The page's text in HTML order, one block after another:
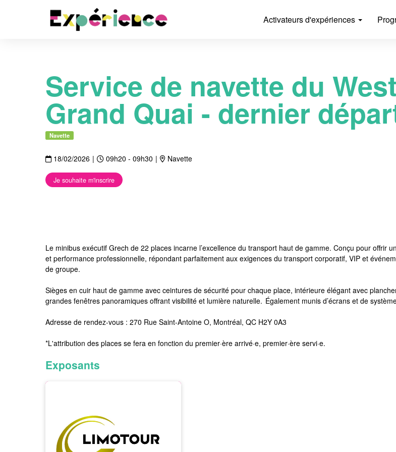
Activateurs d'expériences
Service de navette du
Grand Quai - dernier
Navette
18/02/2026 | 09h20 - 09h30 | Navette
Je souhaite m'inscrire
Le minibus exécutif Grech de 22 places incarne l’excellence du transport haut de gamme. Conçu pour offrir
et performance professionnelle, répondant parfaitement aux exigences du transport corporatif, VIP et
de groupe.
Sièges en cuir haut de gamme avec ceintures de sécurité pour chaque place, intérieure élégant avec
grandes fenêtres panoramiques offrant visibilité et lumière naturelle. Également munis d’écrans et de
Adresse de rendez-vous : 270 Rue Saint-Antoine O, Montréal, QC H2Y 0A3
*L'attribution des places se fera en fonction du premier·ère arrivé·e, premier·ère servi·e.
Exposants